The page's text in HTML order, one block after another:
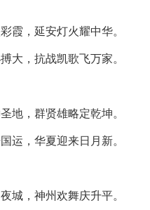
霞，延安灯火耀中华。
大，抗战凯歌飞万家。
地，群贤雄略定乾坤。
运，华夏迎来日月新。
城，神州欢舞庆升平。